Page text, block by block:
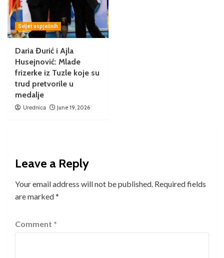
Svijet uspješnih
Daria Đurić i Ajla
Husejnović: Mlade
frizerke iz Tuzle koje su
trud pretvorile u
medalje
Urednica June 19, 2026
Leave a Reply
Your email address will not be published. Required fields
are marked*
Comment *